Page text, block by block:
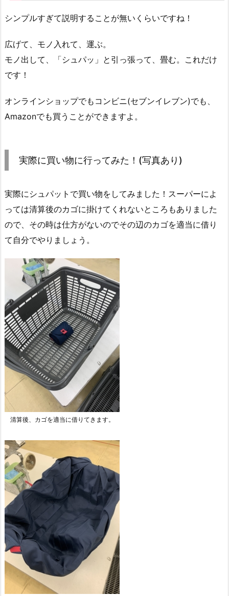
シンプルすぎて説明することが無いくらいですね！
広げて、モノ入れて、運ぶ。
モノ出して、「シュパッ」と引っ張って、畳む。これだけ
です！
オンラインショップでもコンビニ(セブンイレブン)でも、
Amazonでも買うことができますよ。
実際に買い物に行ってみた！(写真あり)
実際にシュパットで買い物をしてみました！スーパーによ
っては清算後のカゴに掛けてくれないところもありました
ので、その時は仕方がないのでその辺のカゴを適当に借り
て自分でやりましょう。
清算後、カゴを適当に借りてきます。